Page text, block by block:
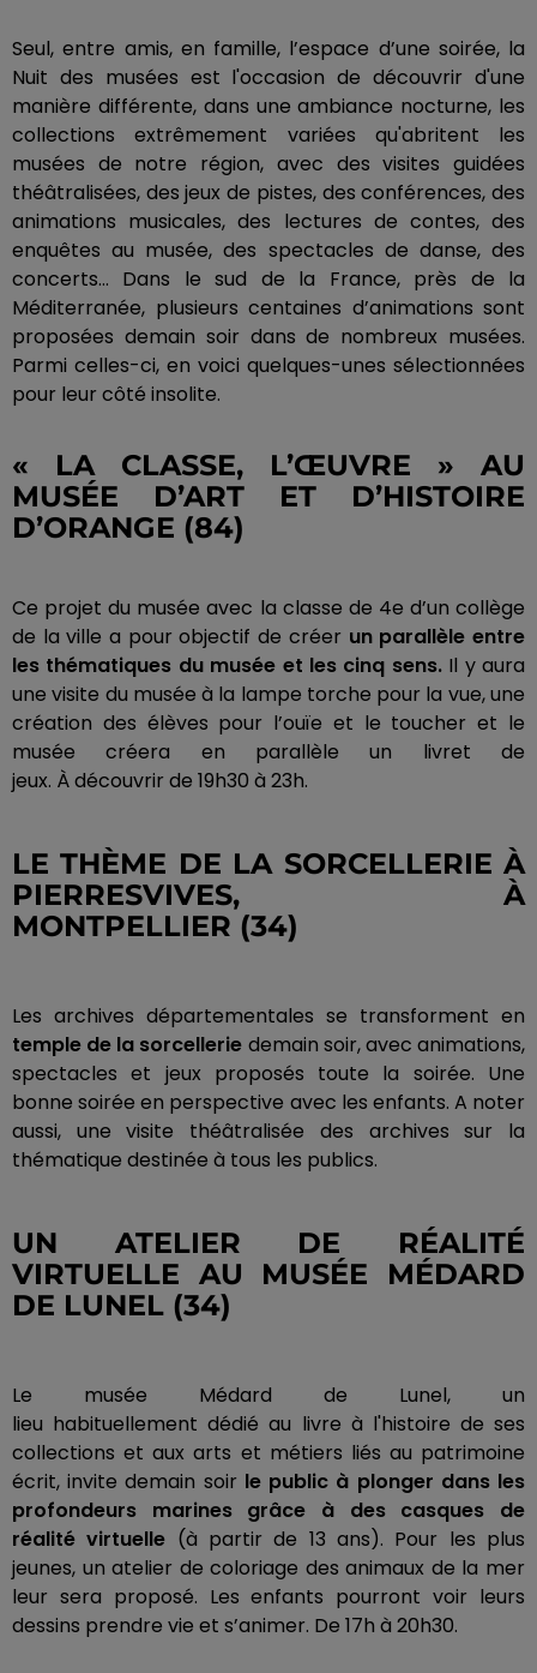
Seul, entre amis, en famille, l’espace d’une soirée, la
Nuit des musées est l'occasion de découvrir d'une
manière différente, dans une ambiance nocturne, les
collections extrêmement variées qu'abritent les
musées de notre région, avec des visites guidées
théâtralisées, des jeux de pistes, des conférences, des
animations musicales, des lectures de contes, des
enquêtes au musée, des spectacles de danse, des
concerts… Dans le sud de la France, près de la
Méditerranée, plusieurs centaines d’animations sont
proposées demain soir dans de nombreux musées.
Parmi celles-ci, en voici quelques-unes sélectionnées
pour leur côté insolite.
« LA CLASSE, L’ŒUVRE » AU
MUSÉE D’ART ET D’HISTOIRE
D’ORANGE (84)
Ce projet du musée avec la classe de 4e d’un collège
de la ville a pour objectif de créer un parallèle entre
les thématiques du musée et les cinq sens.Il y aura
une visite du musée à la lampe torche pour la vue, une
création des élèves pour l’ouïe et le toucher et le
musée créera en parallèle un livret de
jeux. À découvrir de 19h30 à 23h.
LE THÈME DE LA SORCELLERIE À
PIERRESVIVES, À
MONTPELLIER (34)
Les archives départementales se transforment en
temple de la sorcellerie demain soir, avec animations,
spectacles et jeux proposés toute la soirée. Une
bonne soirée en perspective avec les enfants. A noter
aussi, une visite théâtralisée des archives sur la
thématique destinée à tous les publics.
UN ATELIER DE RÉALITÉ
VIRTUELLE AU MUSÉE MÉDARD
DE LUNEL (34)
Le musée Médard de Lunel, un
lieu habituellement dédié au livre à l'histoire de ses
collections et aux arts et métiers liés au patrimoine
écrit, invite demain soir le public à plonger dans les
profondeurs marines grâce à des casques de
réalitévirtuelle (à partir de 13ans). Pour les plus
jeunes, un atelier de coloriage des animaux de la mer
leur sera proposé. Les enfants pourront voir leurs
dessins prendre vie et s’animer. De 17h à 20h30.